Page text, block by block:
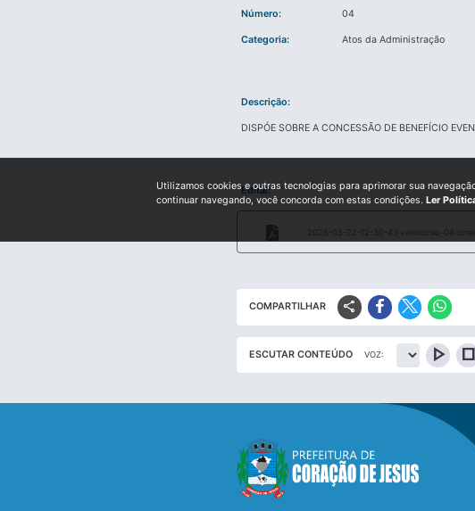
Número: 04
Categoria: Atos da Administração
Descrição:
DISPÓE SOBRE A CONCESSÃO DE BENEFÍCIO
Edital:
2026-05-22-12-30-43-resolucao-04-
COMPARTILHAR share
ESCUTAR CONTEÚDO VOZ: play_arrow
Utilizamos cookies e outras tecnologias para aprimorar sua
continuar navegando, você concorda com estas condições. Ler